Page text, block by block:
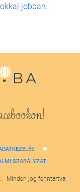
jobban.
SZABÁLYZAT
Minden jog fenntartva.